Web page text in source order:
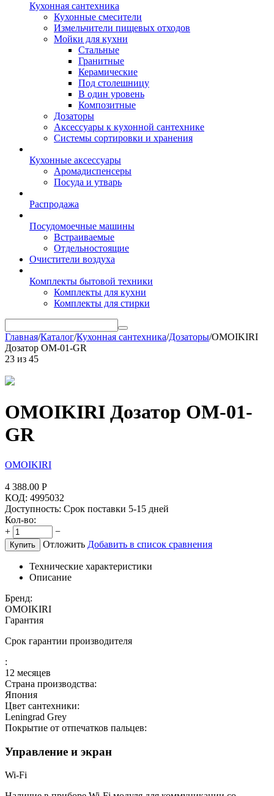
Кухонная сантехника
Кухонные смесители
Измельчители пищевых отходов
Мойки для кухни
Стальные
Гранитные
Керамические
Под столешницу
В один уровень
Композитные
Дозаторы
Аксессуары к кухонной сантехнике
Системы сортировки и хранения
Кухонные аксессуары
Аромадиспенсеры
Посуда и утварь
Распродажа
Посудомоечные машины
Встраиваемые
Отдельностоящие
Очистители воздуха
Комплекты бытовой техники
Комплекты для кухни
Комплекты для стирки
Главная/Каталог/Кухонная сантехника/Дозаторы/OMOIKIRI
Дозатор OM-01-GR
23 из 45
OMOIKIRI Дозатор OM-01-
GR
OMOIKIRI
4 388.00 Р
КОД: 4995032
Доступность: Срок поставки 5-15 дней
Кол-во:
+
−
Купить Отложить Добавить в список сравнения
Технические характеристики
Описание
Бренд:
OMOIKIRI
Гарантия
Срок гарантии производителя
:
12 месяцев
Страна производства:
Япония
Цвет сантехники:
Leningrad Grey
Покрытие от отпечатков пальцев:
Управление и экран
Wi-Fi